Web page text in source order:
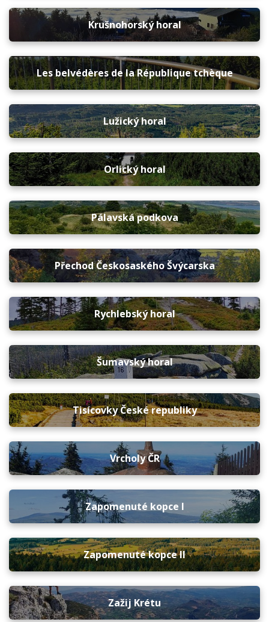
Krušnohorský horal
Les belvédères de la République tchèque
Lužický horal
Orlický horal
Pálavská podkova
Přechod Českosaského Švýcarska
Rychlebský horal
Šumavský horal
Tisícovky České republiky
Vrcholy ČR
Zapomenuté kopce I
Zapomenuté kopce II
Zažij Krétu